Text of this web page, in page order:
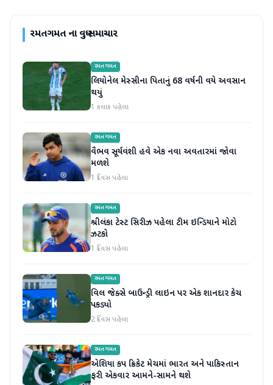
રમતગમતના વધુ સમાચાર
રમતગમત
લિયોનેલ મેસ્સીના પિતાનું 68 વર્ષની વયે અવસાન
થયું
1 કલાક પહેલા
રમતગમત
વૈભવ સૂર્યવંશી હવે એક નવા અવતારમાં જોવા
મળશે
1 દિવસ પહેલા
રમતગમત
શ્રીલંકા ટેસ્ટ સિરીઝ પહેલા ટીમ ઇન્ડિયાને મોટો
ઝટકો
1 દિવસ પહેલા
રમતગમત
વિલ જેક્સે બાઉન્ડ્રી લાઇન પર એક શાનદાર કેચ
પકડ્યો
2 દિવસ પહેલા
રમતગમત
એશિયા કપ ક્રિકેટ મેચમાં ભારત અને પાકિસ્તાન
ફરી એકવાર આમને-સામને થશે